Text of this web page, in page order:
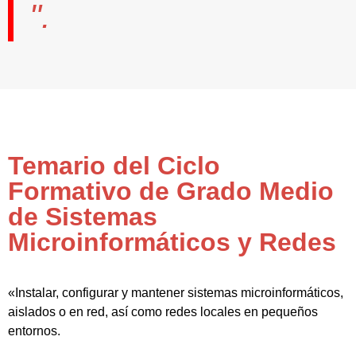
".
Temario del Ciclo
Formativo de Grado Medio
de Sistemas
Microinformáticos y Redes
«Instalar, configurar y mantener sistemas microinformáticos,
aislados o en red, así como redes locales en pequeños
entornos.